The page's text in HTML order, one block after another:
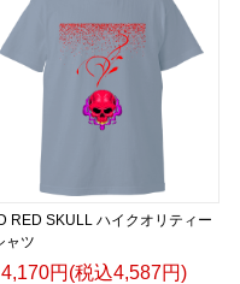
RED SKULL ハイクオリティー
ャツ
4,170円(税込4,587円)